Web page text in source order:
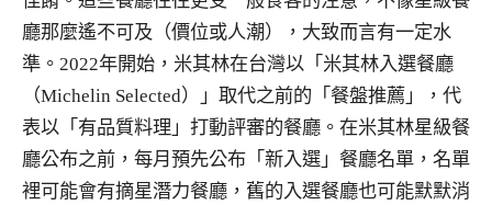
廳那麼遙不可及（價位或人潮），大致而言有一定水
準。2022年開始，米其林在台灣以「米其林入選餐廳
（Michelin Selected）」取代之前的「餐盤推薦」，代
表以「有品質料理」打動評審的餐廳。在米其林星級餐
廳公布之前，每月預先公布「新入選」餐廳名單，名單
裡可能會有摘星潛力餐廳，舊的入選餐廳也可能默默消